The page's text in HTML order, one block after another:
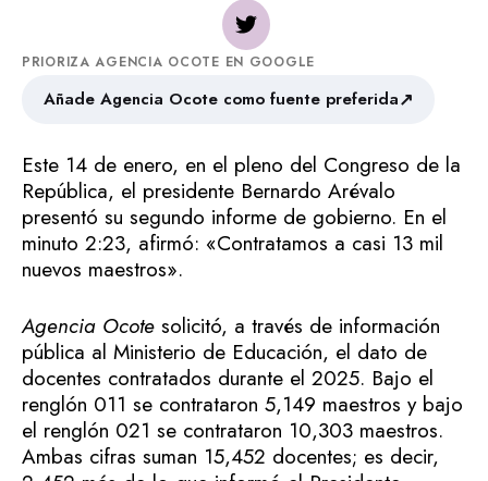
PRIORIZA AGENCIA OCOTE EN GOOGLE
Añade Agencia Ocote como fuente preferida↗
Este 14 de enero, en el pleno del Congreso de la
República, el presidente Bernardo Arévalo
presentó su segundo informe de gobierno. En el
minuto 2:23, afirmó: «Contratamos a casi 13 mil
nuevos maestros».
Agencia Ocote solicitó, a través de información
pública al Ministerio de Educación, el dato de
docentes contratados durante el 2025. Bajo el
renglón 011 se contrataron 5,149 maestros y bajo
el renglón 021 se contrataron 10,303 maestros.
Ambas cifras suman 15,452 docentes; es decir,